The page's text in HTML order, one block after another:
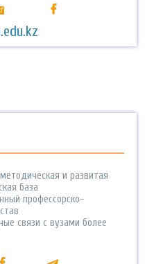
и развитая
база
профессорско-
связи с вузами более